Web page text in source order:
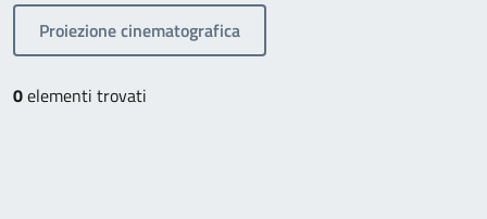
Proiezione cinematografica
0elementi trovati